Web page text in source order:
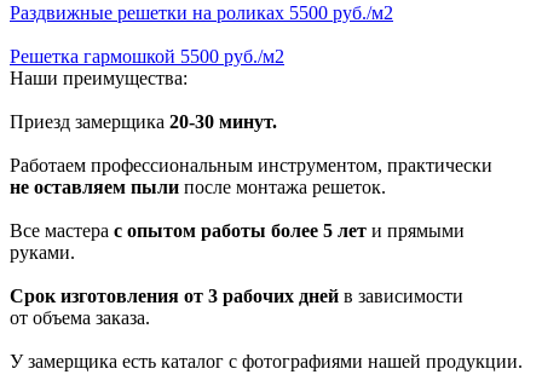
Раздвижные решетки на роликах 5500 руб./м2
Решетка гармошкой 5500 руб./м2
Наши преимущества:
Приезд замерщика 20-30 минут.
Работаем профессиональным инструментом, практически
не оставляем пыли после монтажа решеток.
Все мастера с опытом работы более 5 лет и прямыми
руками.
Срок изготовления от 3 рабочих дней в зависимости
от объема заказа.
У замерщика есть каталог с фотографиями нашей продукции.